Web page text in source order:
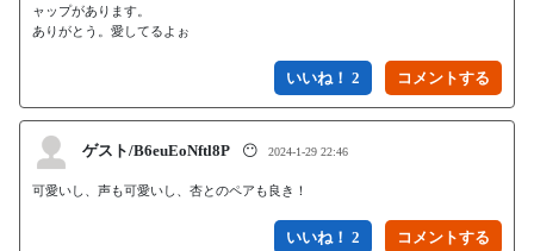
ャップがあります。
ありがとう。愛してるよぉ
いいね！ 2
ゲスト/B6euEoNftl8P 😶 2024-1-29 22:46
可愛いし、声も可愛いし、杏とのペアも良き！
いいね！ 2